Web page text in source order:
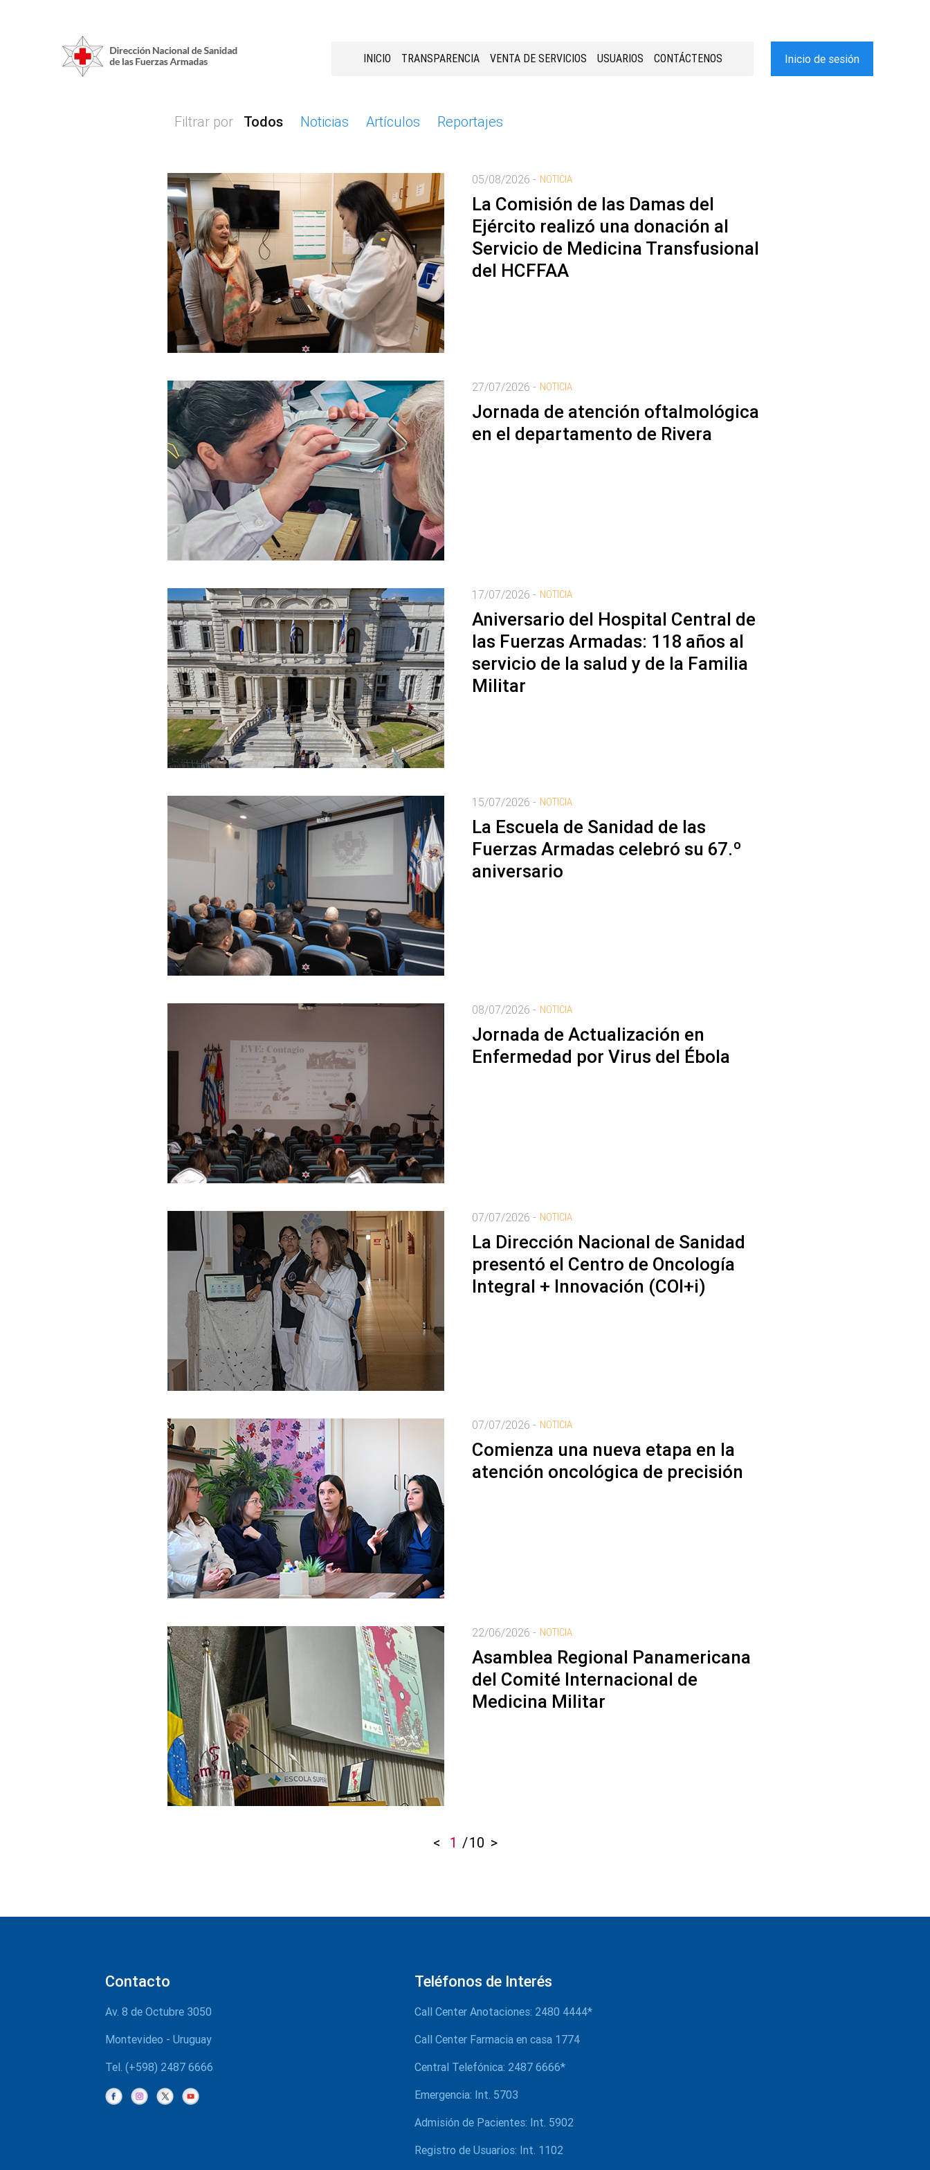
INICIO TRANSPARENCIA VENTA DE SERVICIOS USUARIOS CONTÁCTENOS Inicio de sesión
Filtrar por Todos Noticias Artículos Reportajes
La Comisión de las Damas del
Ejército realizó una donación al
Servicio de Medicina Transfusional
del HCFFAA
05/08/2026 - NOTICIA
Jornada de atención oftalmológica
en el departamento de Rivera
27/07/2026 - NOTICIA
Aniversario del Hospital Central de
las Fuerzas Armadas: 118 años al
servicio de la salud y de la Familia
Militar
17/07/2026 - NOTICIA
La Escuela de Sanidad de las
Fuerzas Armadas celebró su 67.º
aniversario
15/07/2026 - NOTICIA
Jornada de Actualización en
Enfermedad por Virus del Ébola
08/07/2026 - NOTICIA
La Dirección Nacional de Sanidad
presentó el Centro de Oncología
Integral + Innovación (COI+i)
07/07/2026 - NOTICIA
Comienza una nueva etapa en la
atención oncológica de precisión
07/07/2026 - NOTICIA
Asamblea Regional Panamericana
del Comité Internacional de
Medicina Militar
22/06/2026 - NOTICIA
< >
1 /10
Contacto
Av. 8 de Octubre 3050
Montevideo - Uruguay
Tel. (+598) 2487 6666
Teléfonos de Interés
Call Center Anotaciones: 2480 4444*
Call Center Farmacia en casa 1774
Central Telefónica: 2487 6666*
Emergencia: Int. 5703
Admisión de Pacientes: Int. 5902
Registro de Usuarios: Int. 1102